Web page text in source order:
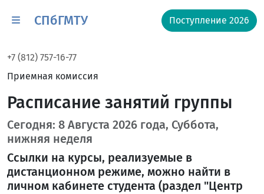
СПбГМТУ Поступление 2026
+7 (812) 757-16-77
Приемная комиссия
Расписание занятий группы
Сегодня: 8 Августа 2026 года, Суббота,
нижняя неделя
Ссылки на курсы, реализуемые в
дистанционном режиме, можно найти в
личном кабинете студента (раздел "Центр